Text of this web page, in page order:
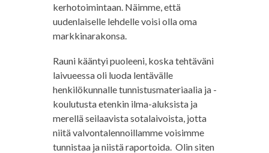
kerhotoimintaan. Näimme, että
uudenlaiselle lehdelle voisi olla oma
markkinarakonsa.
Rauni kääntyi puoleeni, koska tehtäväni
laivueessa oli luoda lentävälle
henkilökunnalle tunnistusmateriaalia ja -
koulutusta etenkin ilma-aluksista ja
merellä seilaavista sotalaivoista, jotta
niitä valvontalennoillamme voisimme
tunnistaa ja niistä raportoida. Olin siten